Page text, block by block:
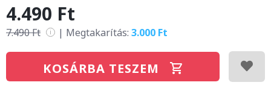
4.490 Ft
7.490 Ft i | Megtakarítás: 3.000 Ft
KOSÁRBA TESZEM